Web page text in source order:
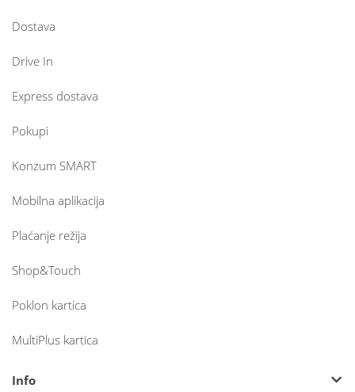
Dostava
Drive In
Express dostava
Pokupi
Konzum SMART
Mobilna aplikacija
Plaćanje režija
Shop&Touch
Poklon kartica
MultiPlus kartica
Info